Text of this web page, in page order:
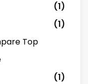
(1)
(1)
Top
(1)